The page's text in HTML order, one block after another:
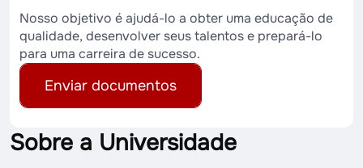
Nosso objetivo é ajudá-lo a obter uma educação de
qualidade, desenvolver seus talentos e prepará-lo
para uma carreira de sucesso.
Enviar documentos
Sobre a Universidade